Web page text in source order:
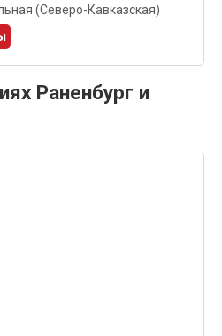
(Северо-Кавказская)
Раненбург и